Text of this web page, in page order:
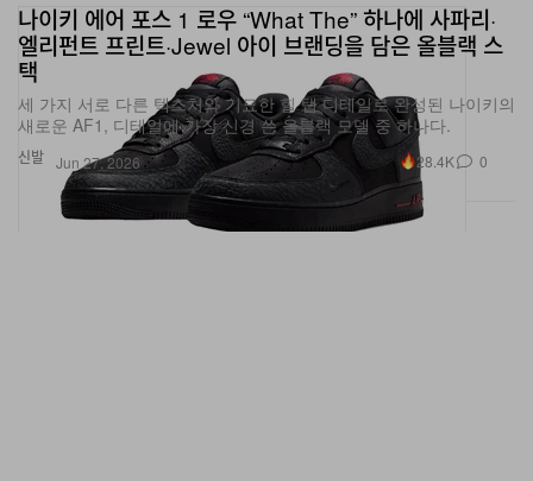
신발
나이키 에어 포스 1 로우 “What The” 하나에 사파리·
엘리펀트 프린트·Jewel 아이 브랜딩을 담은 올블랙 스
택
세 가지 서로 다른 텍스처와 기묘한 힐 탭 디테일로 완성된 나이키의
새로운 AF1, 디테일에 가장 신경 쓴 올블랙 모델 중 하나다.
Jun 27, 2026 28.4K 0